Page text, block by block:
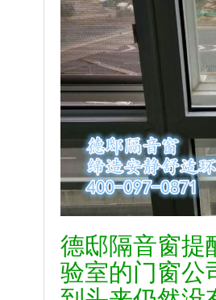
德邸隔音窗提
验室的门窗公